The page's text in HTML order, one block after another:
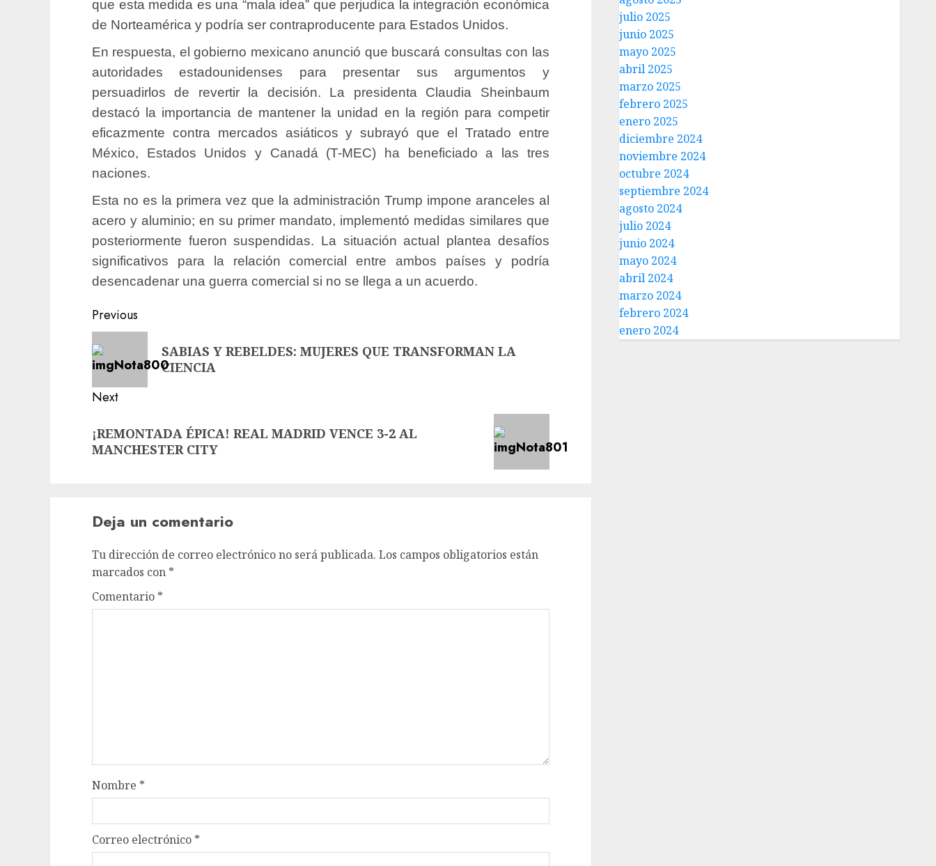
que esta medida es una “mala idea” que perjudica la integración económica
de Norteamérica y podría ser contraproducente para Estados Unidos.
En respuesta, el gobierno mexicano anunció que buscará consultas con las
autoridades estadounidenses para presentar sus argumentos y
persuadirlos de revertir la decisión. La presidenta Claudia Sheinbaum
destacó la importancia de mantener la unidad en la región para competir
eficazmente contra mercados asiáticos y subrayó que el Tratado entre
México, Estados Unidos y Canadá (T-MEC) ha beneficiado a las tres
naciones.
Esta no es la primera vez que la administración Trump impone aranceles al
acero y aluminio; en su primer mandato, implementó medidas similares que
posteriormente fueron suspendidas. La situación actual plantea desafíos
significativos para la relación comercial entre ambos países y podría
desencadenar una guerra comercial si no se llega a un acuerdo.
Previous
SABIAS Y REBELDES: MUJERES QUE TRANSFORMAN LA
CIENCIA
Next
¡REMONTADA ÉPICA! REAL MADRID VENCE 3-2 AL
MANCHESTER CITY
Deja un comentario
Tu dirección de correo electrónico no será publicada. Los campos obligatorios están
marcados con *
Comentario *
Nombre *
Correo electrónico *
julio 2025
junio 2025
mayo 2025
abril 2025
marzo 2025
febrero 2025
enero 2025
diciembre 2024
noviembre 2024
octubre 2024
septiembre 2024
agosto 2024
julio 2024
junio 2024
mayo 2024
abril 2024
marzo 2024
febrero 2024
enero 2024